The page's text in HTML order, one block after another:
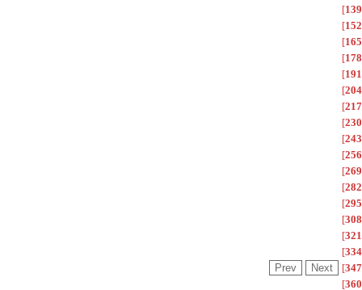
[139
[152
[165
[178
[191
[204
[217
[230
[243
[256
[269
[282
[295
[308
[321
[334
[347
[360